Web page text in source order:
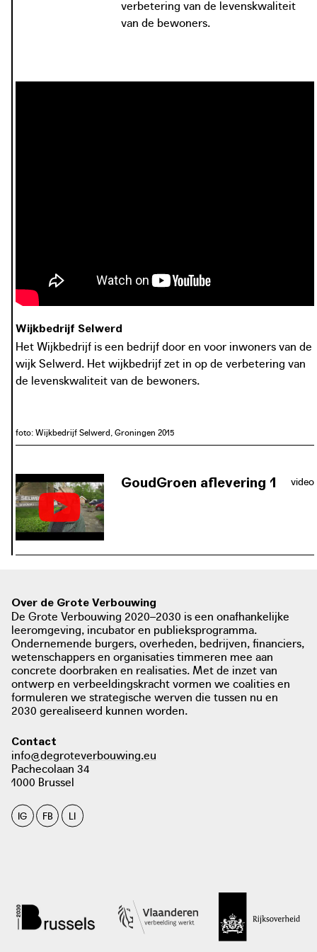
verbetering van de levenskwaliteit
van de bewoners.
Wijkbedrijf Selwerd
Het Wijkbedrijf is een bedrijf door en voor inwoners van de
wijk Selwerd. Het wijkbedrijf zet in op de verbetering van
de levenskwaliteit van de bewoners.
foto: Wijkbedrijf Selwerd, Groningen 2015
video
GoudGroen aflevering 1
handen neemt om meer groen te
voorzien.
GoudGroen aflevering 1
een werkgroep die voortuinen van inwoners onder handen
neemt om meer groen te voorzien.
Over de Grote Verbouwing
De Grote Verbouwing 2020–2030 is een onafhankelijke
leeromgeving, incubator en publieksprogramma.
Ondernemende burgers, overheden, bedrijven, financiers,
wetenschappers en organisaties timmeren mee aan
concrete doorbraken en realisaties. Met de inzet van
ontwerp en verbeeldingskracht vormen we coalities en
formuleren we strategische werven die tussen nu en
2030 gerealiseerd kunnen worden.
Contact
info@degroteverbouwing.eu
Pachecolaan 34
1000 Brussel
IG FB LI